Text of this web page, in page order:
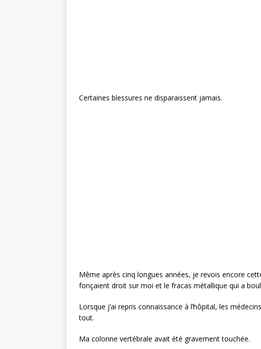
Certaines blessures ne disparaissent jamais.
Même après cinq longues années, je revois encore
fonçaient droit sur moi et le fracas métallique qui a
Lorsque j’ai repris connaissance à l’hôpital, les
tout.
Ma colonne vertébrale avait été gravement touchée.